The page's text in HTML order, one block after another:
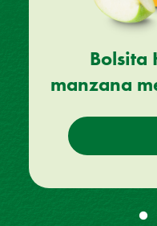
Bolsita
manzana